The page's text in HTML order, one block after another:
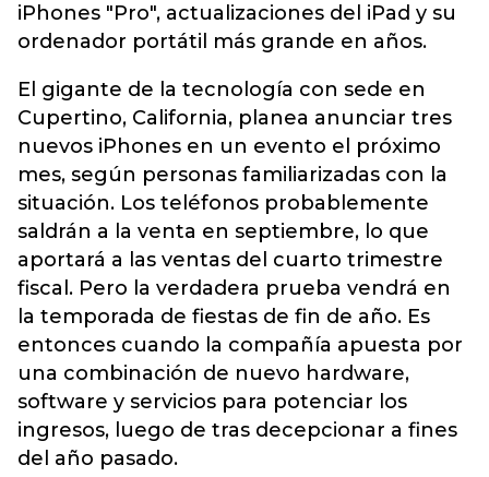
iPhones "Pro", actualizaciones del iPad y su
ordenador portátil más grande en años.
El gigante de la tecnología con sede en
Cupertino, California, planea anunciar tres
nuevos iPhones en un evento el próximo
mes, según personas familiarizadas con la
situación. Los teléfonos probablemente
saldrán a la venta en septiembre, lo que
aportará a las ventas del cuarto trimestre
fiscal. Pero la verdadera prueba vendrá en
la temporada de fiestas de fin de año. Es
entonces cuando la compañía apuesta por
una combinación de nuevo hardware,
software y servicios para potenciar los
ingresos, luego de tras decepcionar a fines
del año pasado.